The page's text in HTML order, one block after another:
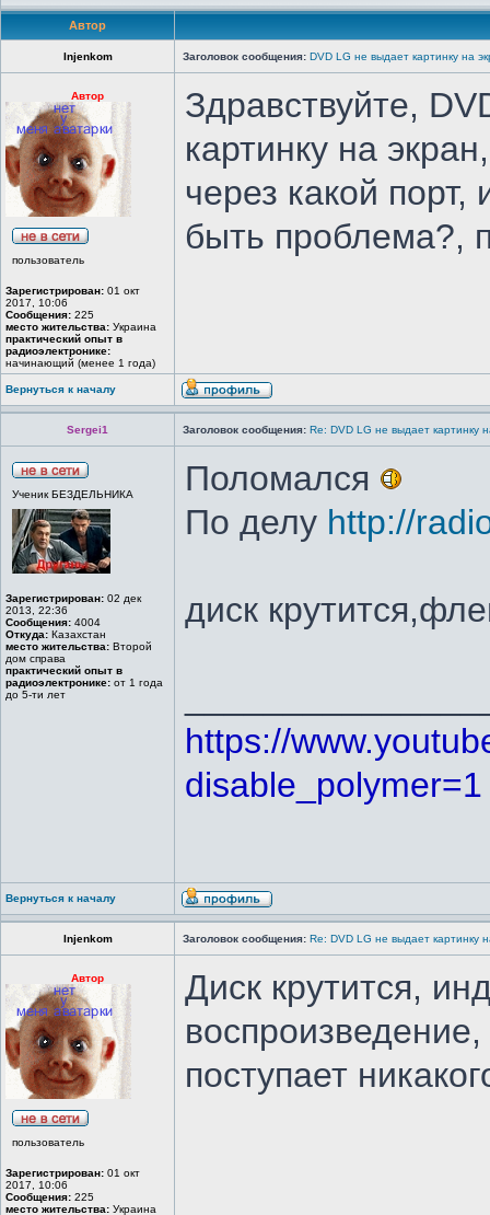
Автор
Injenkom Заголовок сообщения: DVD LG не выдает картинку на
Автор
пользователь
Зарегистрирован: 01 окт
2017, 10:06
Сообщения: 225
место жительства: Украина
практический опыт в
радиоэлектронике:
начинающий (менее 1 года)
Здравствуйте,
картинку на
через какой
быть проблема?,
Вернуться к началу
Sergei1 Заголовок сообщения: Re: DVD LG не выдает картинку
Ученик БЕЗДЕЛЬНИКА
Зарегистрирован: 02 дек
2013, 22:36
Сообщения: 4004
Откуда: Казахстан
место жительства: Второй
дом справа
практический опыт в
радиоэлектронике: от 1 года
до 5-ти лет
Поломался
По делу http://
диск
https://
disable_polymer=1
Вернуться к началу
Injenkom Заголовок сообщения: Re: DVD LG не выдает картинку
Автор
пользователь
Зарегистрирован: 01 окт
2017, 10:06
Сообщения: 225
место жительства: Украина
Диск крутится,
поступает